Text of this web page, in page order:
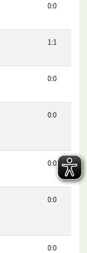
0:0
1:1
0:0
0:0
0:0
0:0
0:0